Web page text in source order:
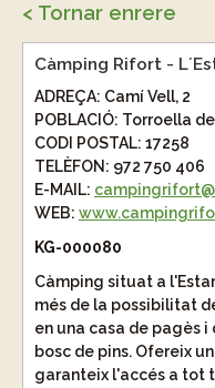
< Tornar enrere
Càmping Rifort -
ADREÇA: Camí Vell, 2
POBLACIÓ: Torroella
CODI POSTAL: 17258
TELÈFON: 972 750 406
E-MAIL:
WEB:
KG-000080
Càmping situat a
més de la possibilitat
en una casa de pagès
bosc de pins. Ofereix
garanteix l'accés a tot